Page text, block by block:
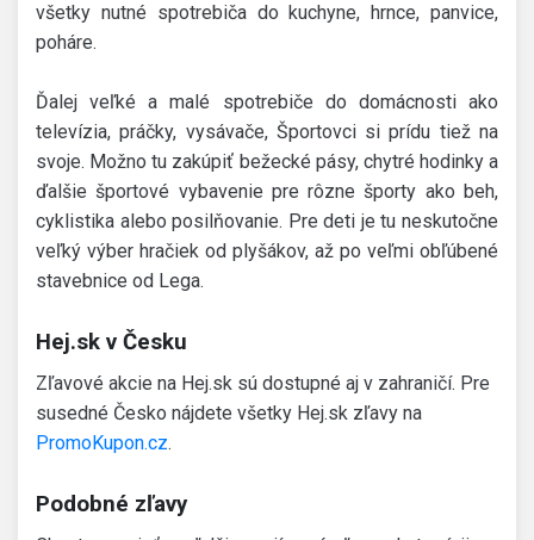
všetky nutné spotrebiča do kuchyne, hrnce, panvice,
poháre.
Ďalej veľké a malé spotrebiče do domácnosti ako
televízia, práčky, vysávače, Športovci si prídu tiež na
svoje. Možno tu zakúpiť bežecké pásy, chytré hodinky a
ďalšie športové vybavenie pre rôzne športy ako beh,
cyklistika alebo posilňovanie. Pre deti je tu neskutočne
veľký výber hračiek od plyšákov, až po veľmi obľúbené
stavebnice od Lega.
Hej.sk v Česku
Zľavové akcie na Hej.sk sú dostupné aj v zahraničí. Pre
susedné Česko nájdete všetky Hej.sk zľavy na
PromoKupon.cz.
Podobné zľavy